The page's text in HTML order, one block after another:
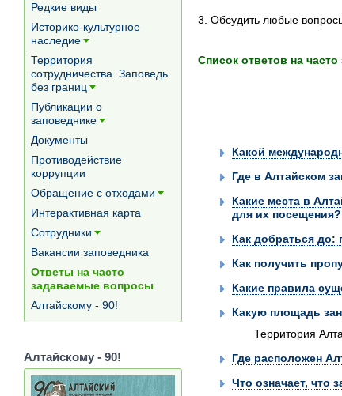
3. Обсудить любые
Список ответов на
Какой
Где в Алтайском
Какие места в
для их посещения?
Как добраться
Как получить
Какие правила
Какую площадь
Территория
Где расположен
Что означает, что
Редкие виды
Историко-культурное
наследие
Территория
сотрудничества. Заповедь
без границ
Публикации о
заповеднике
Документы
Противодействие
коррупции
Обращение с отходами
Интерактивная карта
Сотрудники
Вакансии заповедника
Ответы на часто
задаваемые вопросы
Алтайскому - 90!
Алтайскому - 90!